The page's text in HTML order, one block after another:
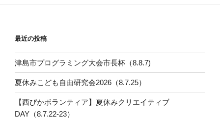
最近の投稿
津島市プログラミング大会市長杯（8.8.7)
夏休みこども自由研究会2026（8.7.25）
【西ぴかボランティア】夏休みクリエイティブ
DAY（8.7.22-23）